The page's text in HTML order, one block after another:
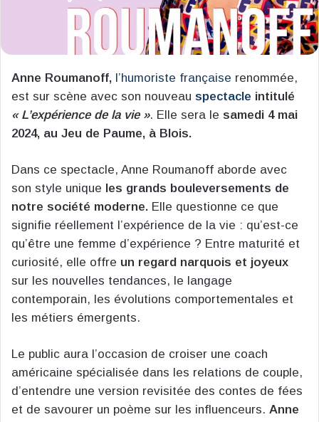
Anne Roumanoff, l’humoriste française renommée,
est sur scène avec son nouveau spectacle intitulé
« L’expérience de la vie ». Elle sera le samedi 4 mai
2024, au Jeu de Paume, à Blois.
Dans ce spectacle, Anne Roumanoff aborde avec
son style unique les grands bouleversements de
notre société moderne. Elle questionne ce que
signifie réellement l’expérience de la vie : qu’est-ce
qu’être une femme d’expérience ? Entre maturité et
curiosité, elle offre un regard narquois et joyeux
sur les nouvelles tendances, le langage
contemporain, les évolutions comportementales et
les métiers émergents.
Le public aura l’occasion de croiser une coach
américaine spécialisée dans les relations de couple,
d’entendre une version revisitée des contes de fées
et de savourer un poème sur les influenceurs. Anne